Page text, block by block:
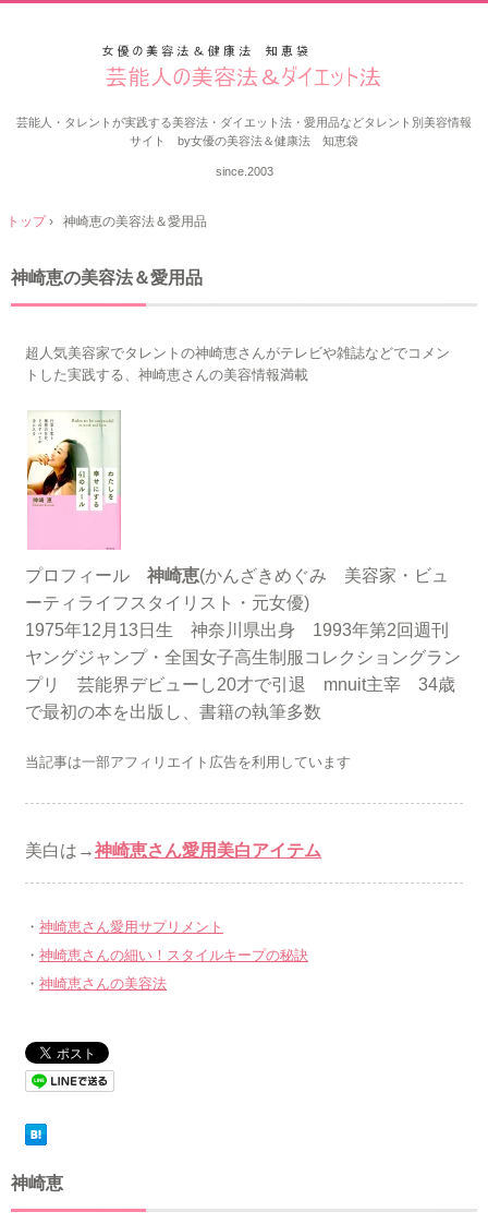
芸能人・タレントが実践する美容法・ダイエット法・愛用品などタレント別美容情報
サイト by女優の美容法＆健康法 知恵袋
since.2003
トップ› 神崎恵の美容法＆愛用品
神崎恵の美容法＆愛用品
超人気美容家でタレントの神崎恵さんがテレビや雑誌などでコメン
トした実践する、神崎恵さんの美容情報満載
プロフィール 神崎恵(かんざきめぐみ 美容家・ビュ
ーティライフスタイリスト・元女優)
1975年12月13日生 神奈川県出身 1993年第2回週刊
ヤングジャンプ・全国女子高生制服コレクショングラン
プリ 芸能界デビューし20才で引退 mnuit主宰 34歳
で最初の本を出版し、書籍の執筆多数
当記事は一部アフィリエイト広告を利用しています
美白は→神崎恵さん愛用美白アイテム
・ 神崎恵さん愛用サプリメント
・ 神崎恵さんの細い！スタイルキープの秘訣
・ 神崎恵さんの美容法
神崎恵